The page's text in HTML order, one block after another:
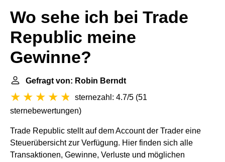
Wo sehe ich bei Trade
Republic meine
Gewinne?
Gefragt von: Robin Berndt
sternezahl: 4.7/5 (51
sternebewertungen)
Trade Republic stellt auf dem Account der Trader eine
Steuerübersicht zur Verfügung. Hier finden sich alle
Transaktionen, Gewinne, Verluste und möglichen